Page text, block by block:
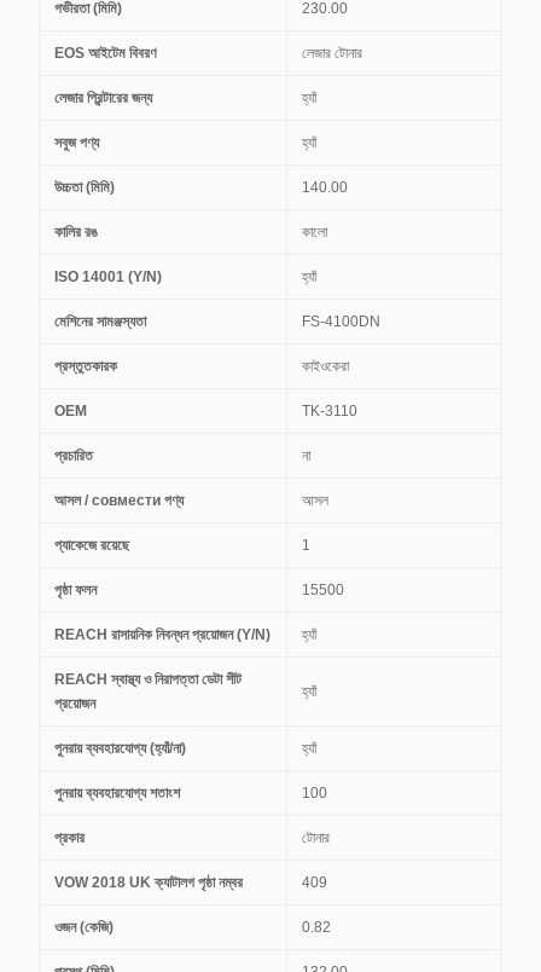
গভীরতা (মিমি) 230.00
EOS আইটেম বিবরণ লেজার টোনার
লেজার প্রিন্টারের জন্য হ্যাঁ
সবুজ পণ্য হ্যাঁ
উচ্চতা (মিমি) 140.00
কালির রঙ কালো
ISO 14001 (Y/N) হ্যাঁ
মেশিনের সামঞ্জস্যতা FS-4100DN
প্রস্তুতকারক কাইওকেরা
OEM TK-3110
প্রচারিত না
আসল / совмести পণ্য আসল
প্যাকেজে রয়েছে 1
পৃষ্ঠা ফলন 15500
REACH রাসায়নিক নিবন্ধন প্রয়োজন (Y/N) হ্যাঁ
REACH স্বাস্থ্য ও নিরাপত্তা ডেটা শীট
প্রয়োজন
হ্যাঁ
পুনরায় ব্যবহারযোগ্য (হ্যাঁ/না) হ্যাঁ
পুনরায় ব্যবহারযোগ্য শতাংশ 100
প্রকার টোনার
VOW 2018 UK ক্যাটালগ পৃষ্ঠা নম্বর 409
ওজন (কেজি) 0.82